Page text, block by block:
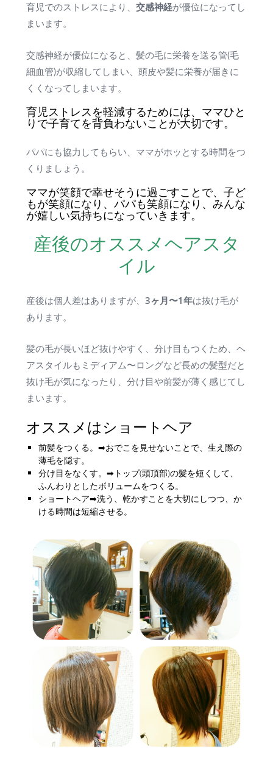
育児でのストレスにより、交感神経が優位になってし
まいます。
交感神経が優位になると、髪の毛に栄養を送る管(毛
細血管)が収縮してしまい、頭皮や髪に栄養が届きに
くくなってしまいます。
育児ストレスを軽減するためには、ママひと
りで子育てを背負わないことが大切です。
パパにも協力してもらい、ママがホッとする時間をつ
くりましょう。
ママが笑顔で幸せそうに過ごすことで、子ど
もが笑顔になり、パパも笑顔になり、みんな
が嬉しい気持ちになっていきます。
産後のオススメヘアスタ
イル
産後は個人差はありますが、3ヶ月〜1年は抜け毛が
あります。
髪の毛が長いほど抜けやすく、分け目もつくため、ヘ
アスタイルもミディアム〜ロングなど長めの髪型だと
抜け毛が気になったり、分け目や前髪が薄く感じてし
まいます。
オススメはショートヘア
前髪をつくる。➡おでこを見せないことで、生え際の
薄毛を隠す。
分け目をなくす。➡トップ(頭頂部)の髪を短くして、
ふんわりとしたボリュームをつくる。
ショートヘア➡洗う、乾かすことを大切にしつつ、か
ける時間は短縮させる。